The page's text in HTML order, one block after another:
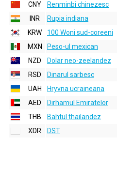
CNY
Renminbi chinezesc
INR
Rupia indiana
KRW
100 Woni sud-coreeni
MXN
Peso-ul mexican
NZD
Dolar neo-zeelandez
RSD
Dinarul sarbesc
UAH
Hryvna ucraineana
AED
Dirhamul Emiratelor
THB
Bahtul thailandez
XDR
DST